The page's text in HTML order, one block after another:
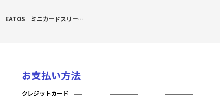
EATOS ミニカードスリーブ 遊戯王 影霊衣の魔剣士 アバンス
お支払い方法
クレジットカード